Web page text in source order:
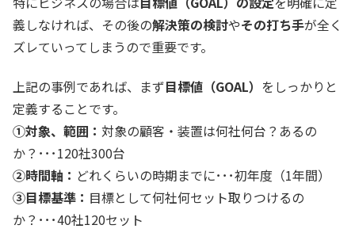
義しなければ、その後の解決策の検討やその打ち手が全く
ズレていってしまうので重要です。
上記の事例であれば、まず目標値（GOAL） をしっかりと
定義することです。
①対象、範囲： 対象の顧客・装置は何社何台？あるの
か？･･･120社300台
②時間軸： どれくらいの時期までに･･･初年度（1年間）
③目標基準： 目標として何社何セット取りつけるの
か？･･･40社120セット